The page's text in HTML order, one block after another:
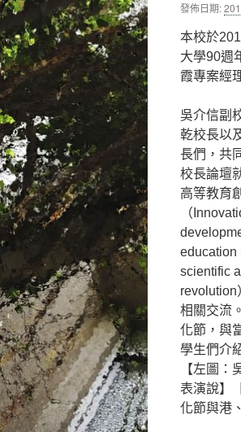
容
發佈日期:
本校於
大學90週
霞專案經
吳介信副
乾校長以
長們，共
校長論壇
高等教育
（
education
scientific
revolution
相關交流
化節，與
學生們介
【左圖：
表演說】
化節與港